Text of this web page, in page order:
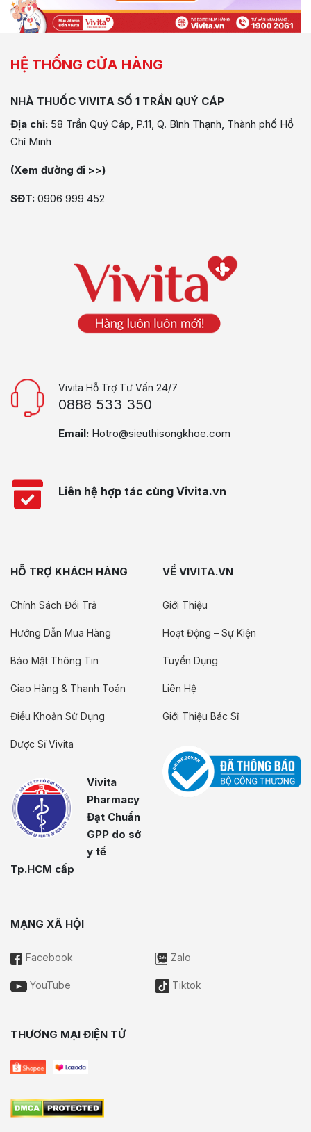
HỆ THỐNG CỬA HÀNG
NHÀ THUỐC VIVITA SỐ 1 TRẦN QUÝ CÁP
Địa chỉ: 58 Trần Quý Cáp, P.11, Q. Bình Thạnh, Thành phố Hồ
Chí Minh
(Xem đường đi >>)
SĐT: 0906 999 452
Vivita Hỗ Trợ Tư Vấn 24/7
0888 533 350
Email: Hotro@sieuthisongkhoe.com
Liên hệ hợp tác cùng Vivita.vn
HỖ TRỢ KHÁCH HÀNG
Chính Sách Đổi Trả
Hướng Dẫn Mua Hàng
Bảo Mật Thông Tin
Giao Hàng & Thanh Toán
Điều Khoản Sử Dụng
Dược Sĩ Vivita
Vivita
Pharmacy
Đạt Chuẩn
GPP do sở
y tế
Tp.HCM cấp
VỀ VIVITA.VN
Giới Thiệu
Hoạt Động – Sự Kiện
Tuyển Dụng
Liên Hệ
Giới Thiệu Bác Sĩ
MẠNG XÃ HỘI
Facebook Zalo
YouTube Tiktok
THƯƠNG MẠI ĐIỆN TỬ